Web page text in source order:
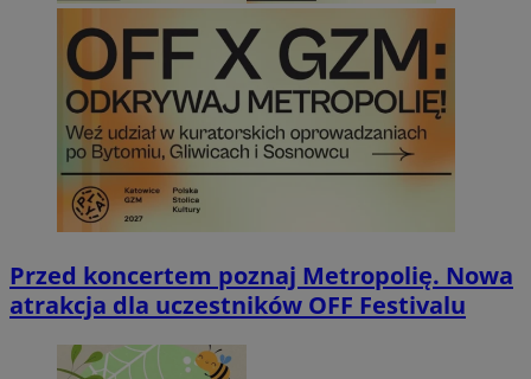
Przed koncertem poznaj Metropolię. Nowa
atrakcja dla uczestników OFF Festivalu